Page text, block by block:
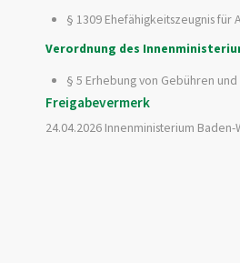
§ 1309 Ehefähigkeitszeugnis für
Verordnung des
§ 5 Erhebung von Gebühren und
Freigabevermerk
24.04.2026 Innenministerium